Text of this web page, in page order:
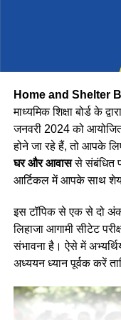
Step:2 अब वेबसाइट पर
Step:3 अब आपको
लॉगिन करना होगा इसके
जाएगी।
Home and Shelter
माध्यमिक शिक्षा बोर्ड के
जनवरी 2024 को आयोजित
होने जा रहे हैं, तो आपके
घर और आवाससे संबंधित
आर्टिकल में आपके साथ
इस टॉपिक से एक से दो
लिहाजा आगामी सीटेट
संभावना है। ऐसे में
अध्ययन ध्यान पूर्वक करें